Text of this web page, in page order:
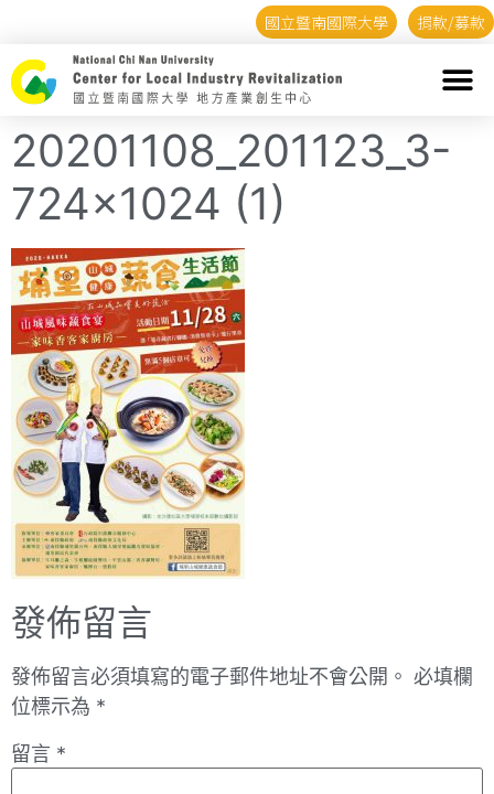
國立暨南國際大學 捐款/募款
20201108_201123_3-
724×1024 (1)
發佈留言
發佈留言必須填寫的電子郵件地址不會公開。 必填欄
位標示為 *
留言 *